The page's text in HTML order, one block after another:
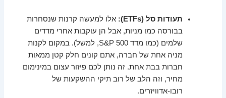
תעודות סל (ETFs):
אלו למעשה קרנות שנסחרות
בבורסה כמו מניות, אבל הן עוקבות אחרי מדדים
שלמים (כמו מדד S&P 500, למשל). במקום לקנות
מניה אחת של חברה, אתם קונים חלק קטן ממאות
חברות בבת אחת. זה נותן לכם פיזור עצום במינימום
מחיר, וזה הלב של רוב תיקי ההשקעות של
רובו-אדוויזרים.